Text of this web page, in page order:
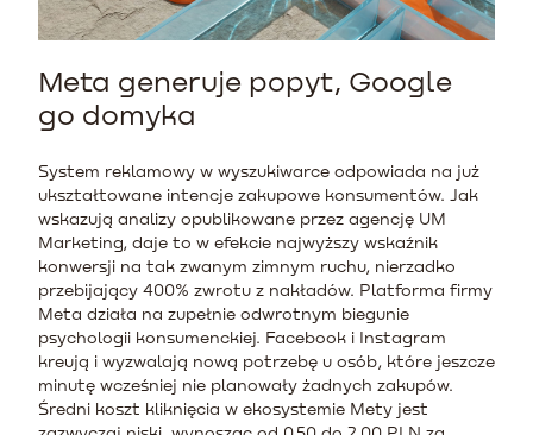
Meta generuje popyt, Google
go domyka
System reklamowy w wyszukiwarce odpowiada na już
ukształtowane intencje zakupowe konsumentów. Jak
wskazują analizy opublikowane przez agencję UM
Marketing, daje to w efekcie najwyższy wskaźnik
konwersji na tak zwanym zimnym ruchu, nierzadko
przebijający 400% zwrotu z nakładów. Platforma firmy
Meta działa na zupełnie odwrotnym biegunie
psychologii konsumenckiej. Facebook i Instagram
kreują i wyzwalają nową potrzebę u osób, które jeszcze
minutę wcześniej nie planowały żadnych zakupów.
Średni koszt kliknięcia w ekosystemie Mety jest